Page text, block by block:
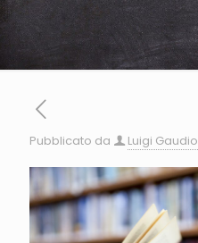
Pubblicato da Luigi Gaudio